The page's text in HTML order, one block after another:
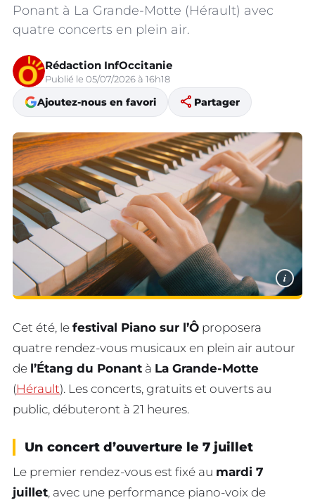
Ponant à La Grande-Motte (Hérault) avec
quatre concerts en plein air.
Rédaction InfOccitanie
Publié le 05/07/2026 à 16h18
Ajoutez-nous en favori share Partager
i
Cet été, le festival Piano sur l’Ô proposera
quatre rendez-vous musicaux en plein air autour
de l’Étang du Ponant à La Grande-Motte
(Hérault). Les concerts, gratuits et ouverts au
public, débuteront à 21 heures.
Un concert d’ouverture le 7 juillet
Le premier rendez-vous est fixé au mardi 7
juillet, avec une performance piano-voix de